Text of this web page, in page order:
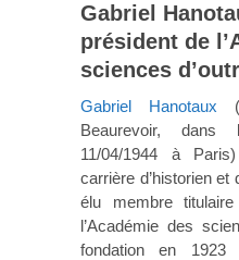
Gabriel
président de
sciences
Gabriel Hanotaux
Beaurevoir,
11/04/1944 à
carrière d’historien et
élu membre
l’Académie des
fondation en